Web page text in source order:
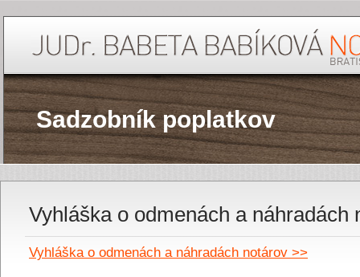
Sadzobník poplatkov
Vyhláška o odmenách a náhradách
Vyhláška o odmenách a náhradách notárov >>